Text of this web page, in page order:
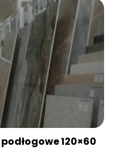
120×60